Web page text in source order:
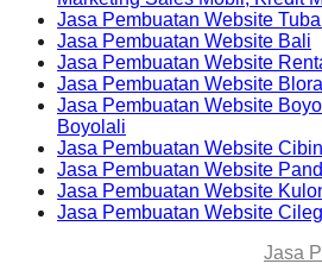
Jasa Pembuatan Website
Jasa Pembuatan Website Bali
Jasa Pembuatan Website
Jasa Pembuatan Website Blora
Jasa Pembuatan Website
Boyolali
Jasa Pembuatan Website
Jasa Pembuatan Website
Jasa Pembuatan Website
Jasa Pembuatan Website
Jasa